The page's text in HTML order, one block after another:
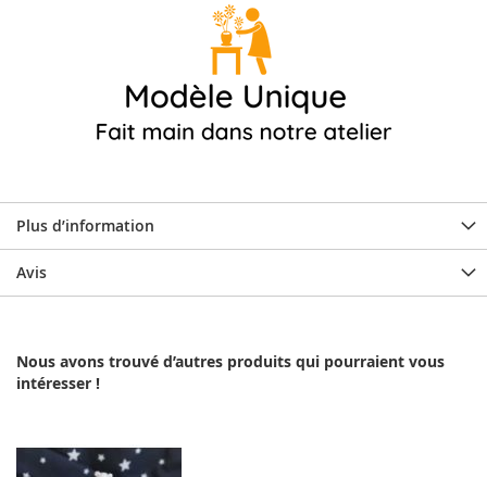
Plus d’information
Avis
Nous avons trouvé d’autres produits qui pourraient vous
intéresser !